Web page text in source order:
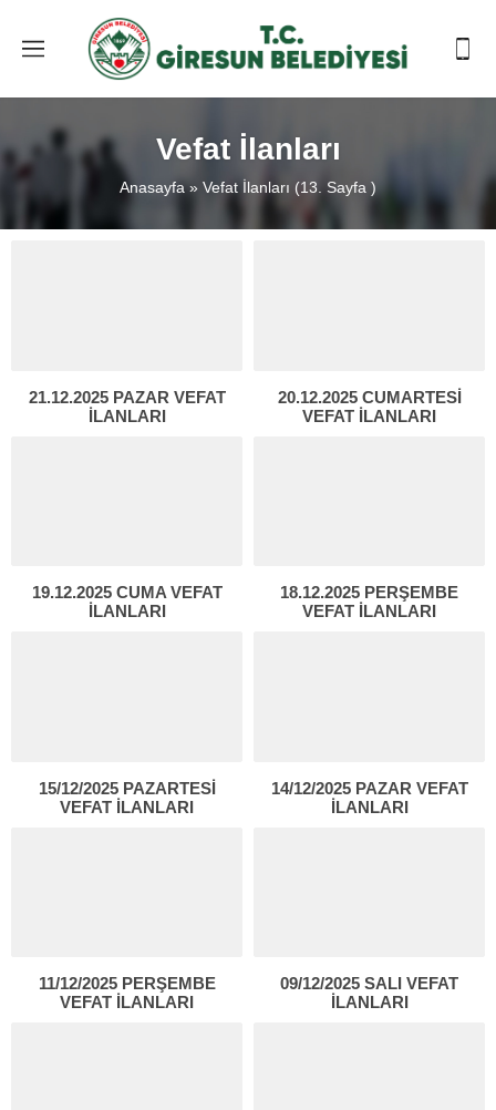
Vefat İlanları
Anasayfa» Vefat İlanları (13. Sayfa )
21.12.2025 PAZAR VEFAT
İLANLARI
20.12.2025 CUMARTESİ
VEFAT İLANLARI
19.12.2025 CUMA VEFAT
İLANLARI
18.12.2025 PERŞEMBE
VEFAT İLANLARI
15/12/2025 PAZARTESİ
VEFAT İLANLARI
14/12/2025 PAZAR VEFAT
İLANLARI
11/12/2025 PERŞEMBE
VEFAT İLANLARI
09/12/2025 SALI VEFAT
İLANLARI